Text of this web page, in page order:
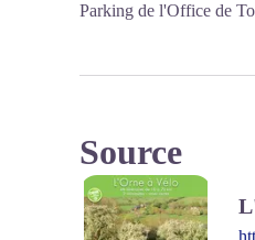
Parking de l'Office de
Source